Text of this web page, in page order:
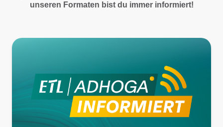
unseren Formaten bist du immer informiert!